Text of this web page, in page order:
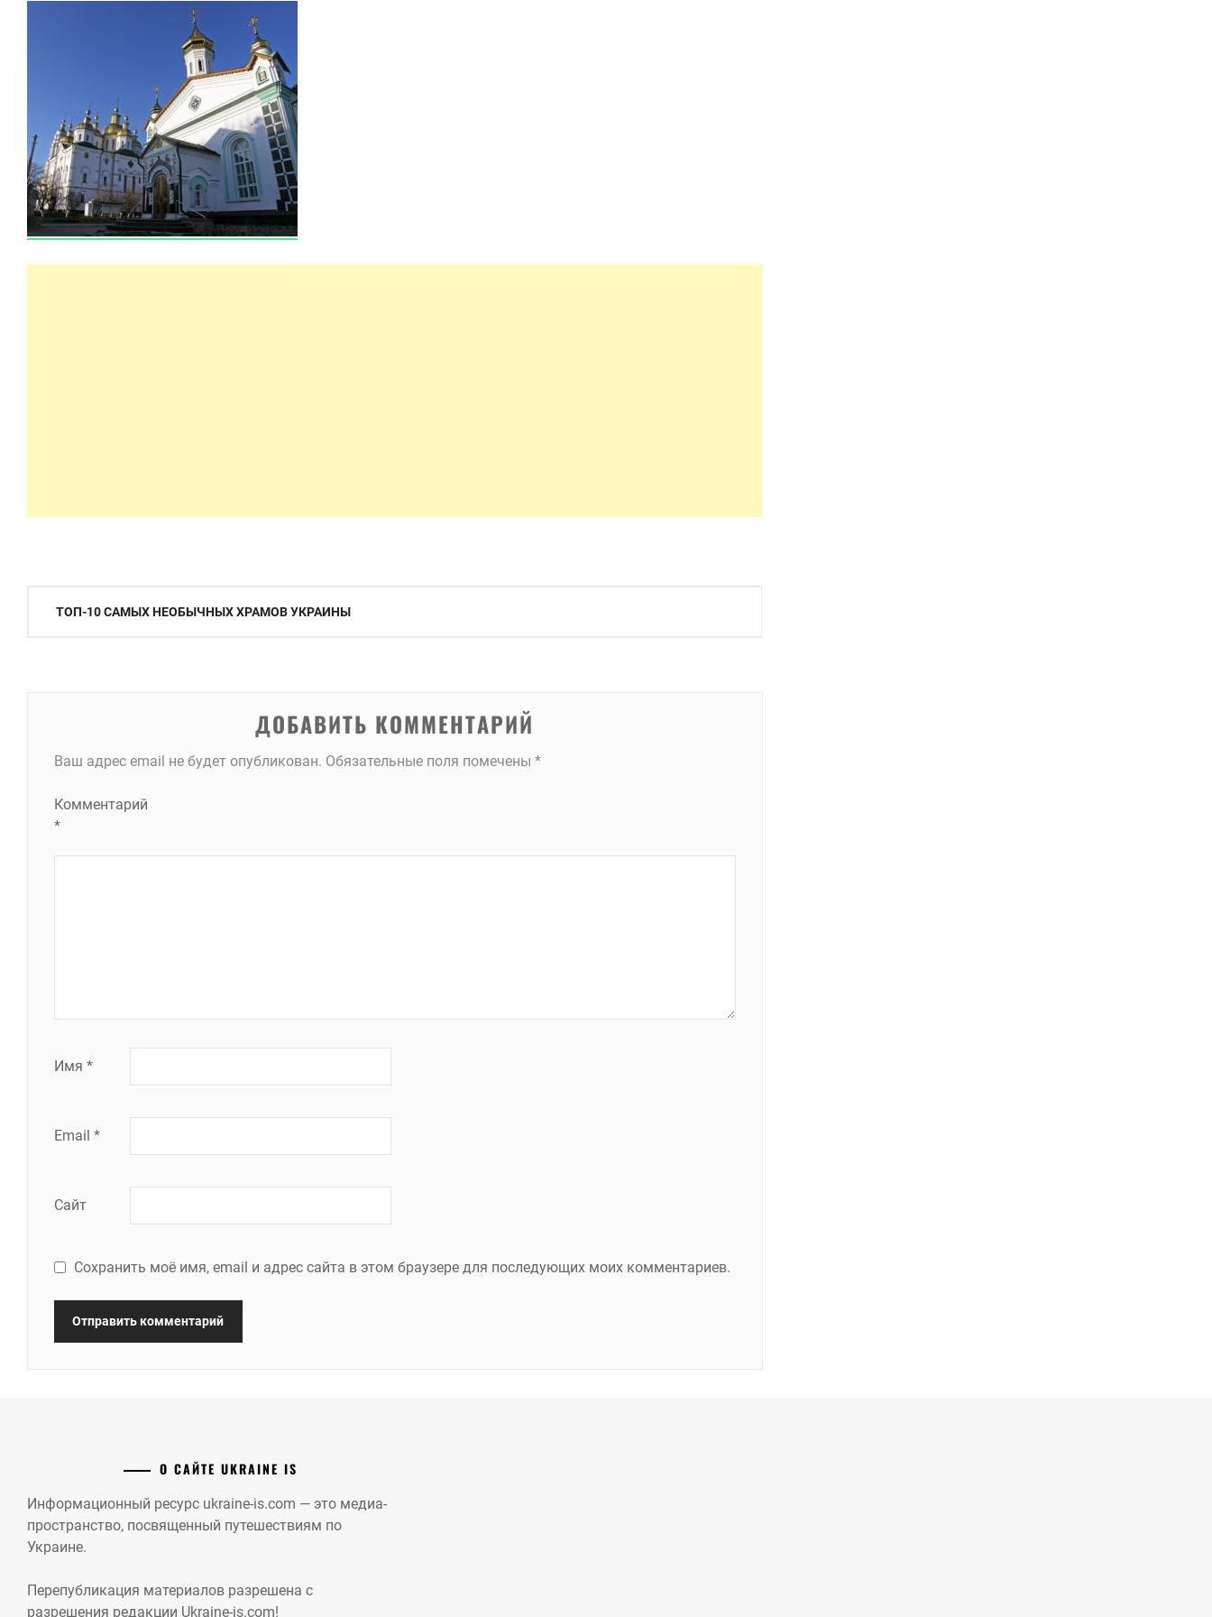
Навигация
ТОП-10 САМЫХ НЕОБЫЧНЫХ ХРАМОВ УКРАИНЫ
ДОБАВИТЬ КОММЕНТАРИЙ
Ваш адрес email не будет опубликован. Обязательные поля помечены *
Комментарий
*
Имя *
Email *
Сайт
Сохранить моё имя, email и адрес сайта в этом браузере для последующих моих комментариев.
О САЙТЕ UKRAINE IS
Информационный ресурс ukraine-is.com — это медиа-
пространство, посвященный путешествиям по
Украине.
Перепубликация материалов разрешена с
разрешения редакции Ukraine-is.com!